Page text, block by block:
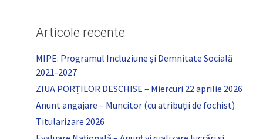
Articole recente
MIPE: Programul Incluziune și Demnitate Socială
2021-2027
ZIUA PORȚILOR DESCHISE – Miercuri 22 aprilie 2026
Anunt angajare – Muncitor (cu atribuții de fochist)
Titularizare 2026